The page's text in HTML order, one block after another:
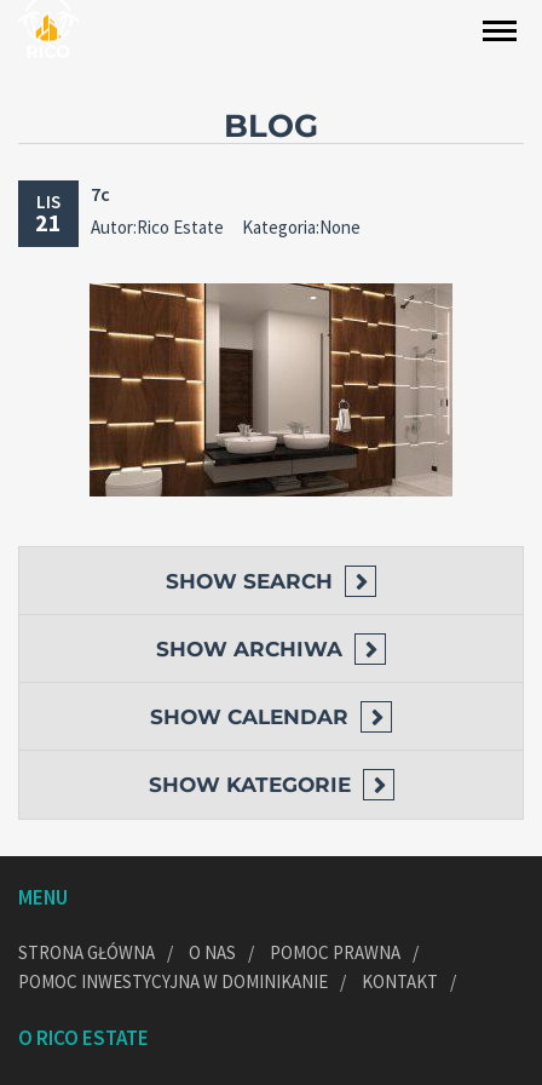
BLOG
LIS
21
7c
Autor:Rico Estate Kategoria:None
SHOW SEARCH
SHOW ARCHIWA
SHOW CALENDAR
SHOW KATEGORIE
MENU
STRONA GŁÓWNA O NAS
POMOC PRAWNA
POMOC INWESTYCYJNA W DOMINIKANIE
KONTAKT
O RICO ESTATE